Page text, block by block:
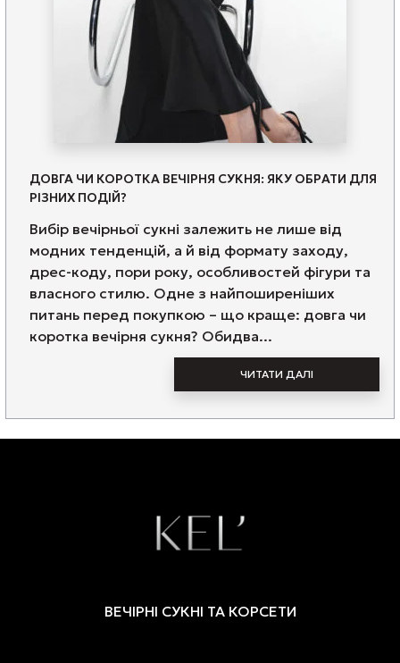
ДОВГА ЧИ КОРОТКА ВЕЧІРНЯ СУКНЯ: ЯКУ ОБРАТИ ДЛЯ
РІЗНИХ ПОДІЙ?
Вибір вечірньої сукні залежить не лише від
модних тенденцій, а й від формату заходу,
дрес-коду, пори року, особливостей фігури та
власного стилю. Одне з найпоширеніших
питань перед покупкою – що краще: довга чи
коротка вечірня сукня? Обидва...
ЧИТАТИ ДАЛІ
ВЕЧІРНІ СУКНІ ТА КОРСЕТИ